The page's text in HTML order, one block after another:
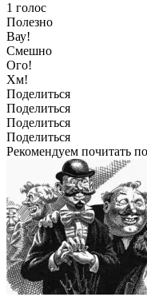
1 голос
Полезно
Вау!
Смешно
Ого!
Хм!
Поделиться
Поделиться
Поделиться
Поделиться
Рекомендуем почитать